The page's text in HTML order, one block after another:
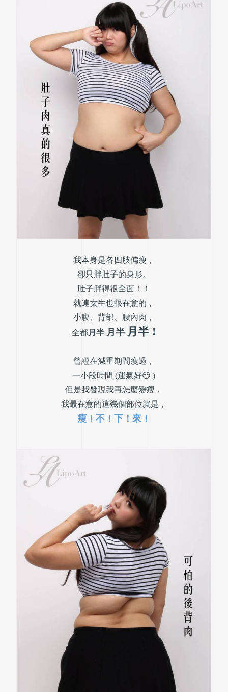
我本身是各四肢偏瘦，
卻只胖肚子的身形。
肚子胖得很全面！！
就連女生也很在意的，
小腹、背部、腰內肉，
全都月半 月半 月半 !
曾經在減重期間瘦過，
一小段時間 (運氣好😏 )
但是我發現我再怎麼變瘦，
我最在意的這幾個部位就是，
瘦！不！下！來！